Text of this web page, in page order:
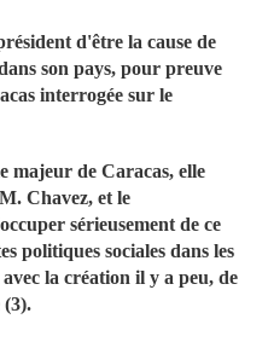
d'être la cause de
son pays, pour preuve
interrogée sur le
majeur de Caracas, elle
Chavez, et le
sérieusement de ce
politiques sociales dans les
la création il y a peu, de
(3).